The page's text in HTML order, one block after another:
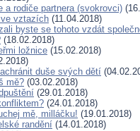
a rodiče partnera (svokrovci)
vztazích (11.04.2018)
byste se tohoto vzdát
(18.02.2018)
ložnice (15.02.2018)
duše svých dětí
mě? (03.02.2018)
(29.01.2018)
(24.01.2018)
mě, milláčku! (19.01.2018)
randění (14.01.2018)